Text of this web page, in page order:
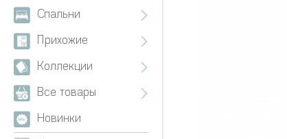
Спальни
Прихожие
Коллекции
Все товары
Новинки